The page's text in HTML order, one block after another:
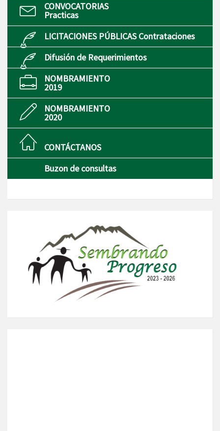
CONVOCATORIAS
Practicas
LICITACIONES PÚBLICAS Contrataciones
Difusión de Requerimientos
NOMBRAMIENTO
2019
NOMBRAMIENTO
2020
CONTÁCTANOS
Buzon de consultas